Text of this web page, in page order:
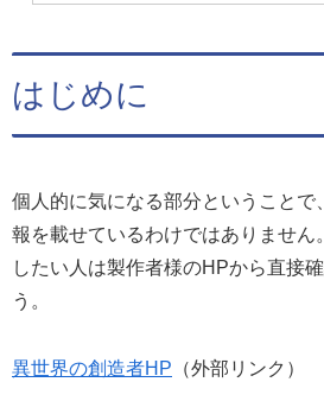
はじめに
個人的に気になる部分ということで
報を載せているわけではありません
したい人は製作者様のHPから直接
う。
異世界の創造者HP （外部リンク）